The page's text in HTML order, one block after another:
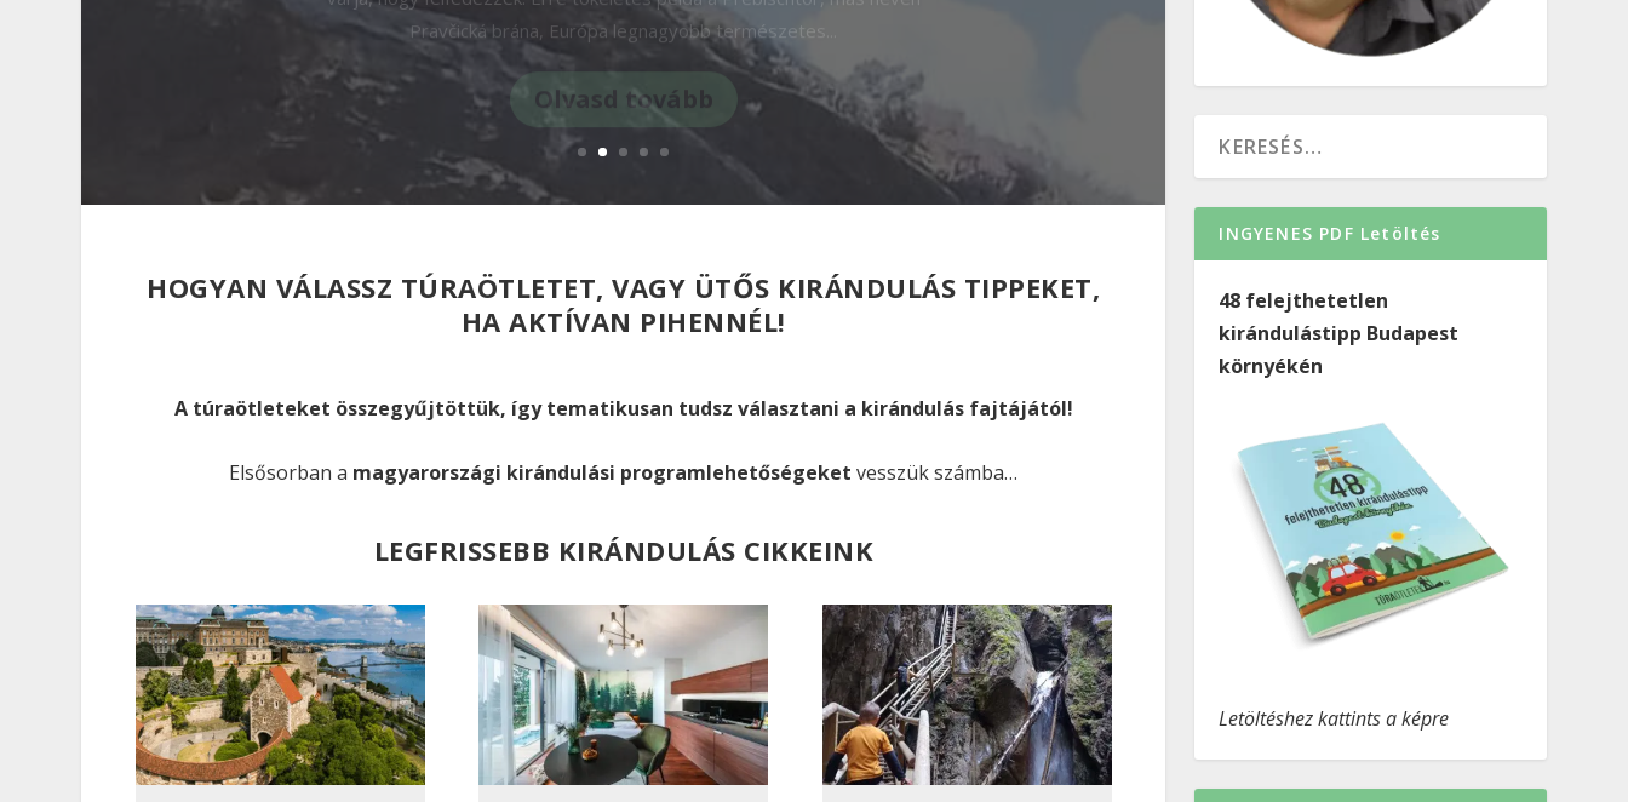
Olvasd tovább
HOGYAN VÁLASSZ TÚRAÖTLETET, VAGY ÜTŐS KIRÁNDULÁS TIPPEKET,
HA AKTÍVAN PIHENNÉL!
A túraötleteket összegyűjtöttük, így tematikusan tudsz választani a kirándulás fajtájától!
Elsősorban a magyarországi kirándulási programlehetőségeket vesszük számba…
LEGFRISSEBB KIRÁNDULÁS CIKKEINK
INGYENES PDF Letöltés
48 felejthetetlen
kirándulástipp Budapest
környékén
Letöltéshez kattints a képre